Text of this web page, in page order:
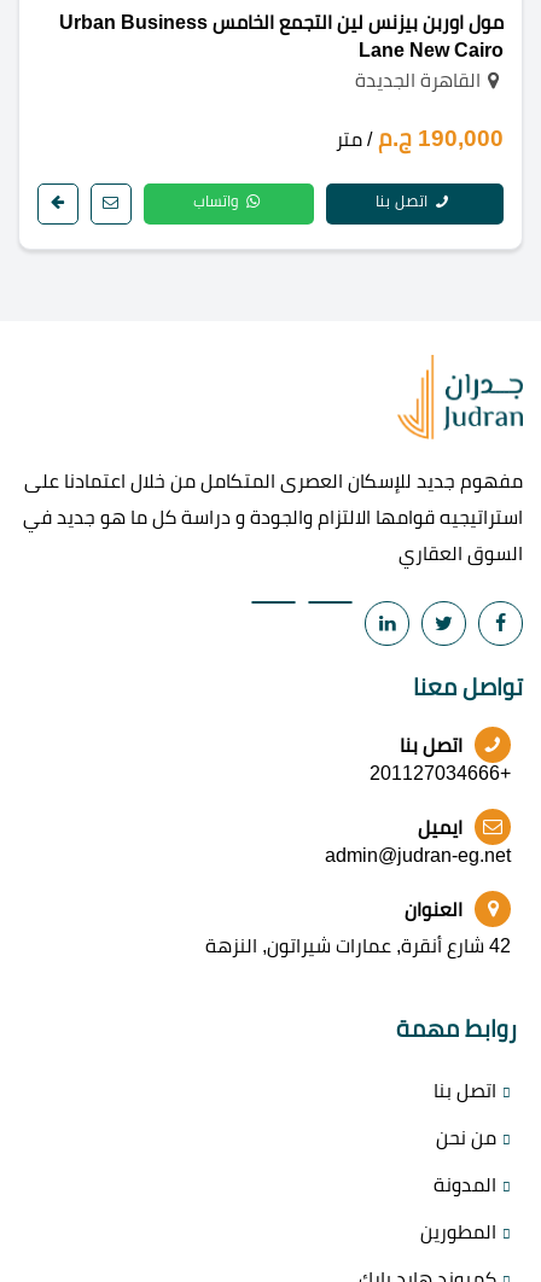
مول اوربن بيزنس لين التجمع الخامس Urban Business
Lane New Cairo
القاهرة الجديدة
190,000 ج.م / متر
اتصل بنا واتساب
مفهوم جديد للإسكان العصرى المتكامل من خلال اعتمادنا على
استراتيجيه قوامها الالتزام والجودة و دراسة كل ما هو جديد في
السوق العقاري
تواصل معنا
اتصل بنا
+201127034666
ايميل
admin@judran-eg.net
العنوان
42 شارع أنقرة, عمارات شيراتون, النزهة
روابط مهمة
اتصل بنا
من نحن
المدونة
المطورين